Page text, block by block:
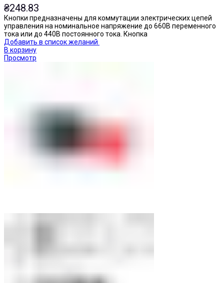
₴248.83
Кнопки предназначены для коммутации электрических цепей
управления на номинальное напряжение до 660В переменного
тока или до 440В постоянного тока. Кнопка
Добавить в список желаний
В корзину
Просмотр